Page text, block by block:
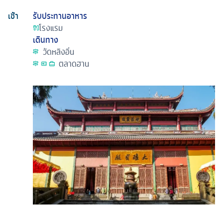
เช้า
รับประทานอาหาร
โรงแรม
เดินทาง
วัดหลิงอิ่น
ตลาดฮาน